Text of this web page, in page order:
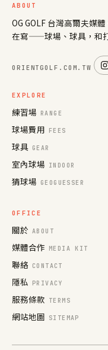
ABOUT
OG GOLF 台灣高爾夫媒
在寫——球場、球具，和
ORIENTGOLF.COM.TW
EXPLORE
練習場 RANGE
球場費用 FEES
球具 GEAR
室內球場 INDOOR
猜球場 GEOGUESSER
OFFICE
關於 ABOUT
媒體合作 MEDIA KIT
聯絡 CONTACT
隱私 PRIVACY
服務條款 TERMS
網站地圖 SITEMAP